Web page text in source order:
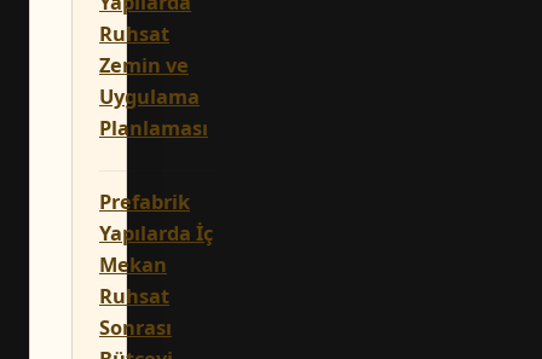
Ruhsat
Zemin ve
Uygulama
Planlaması
Prefabrik
Yapılarda İç
Mekan
Ruhsat
Sonrası